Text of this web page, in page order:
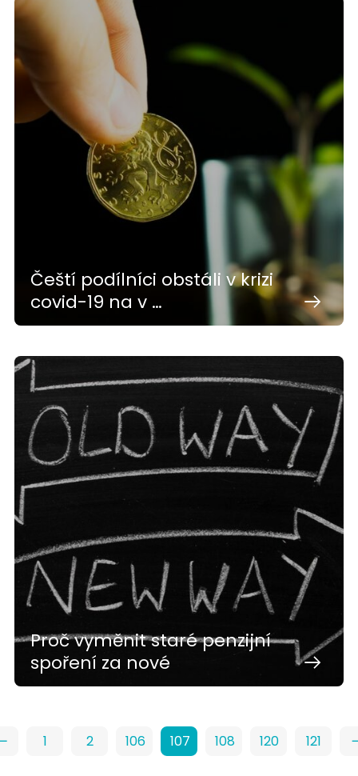
Čeští podílníci obstáli v krizi
covid-19 na v …
Proč vyměnit staré penzijní
spoření za nové
1 2 106 107 108 120 121